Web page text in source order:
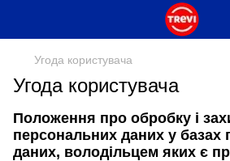
Угода користувача
Угода користувача
Положення про обробку і
персональних даних у базах
даних, володільцем яких є